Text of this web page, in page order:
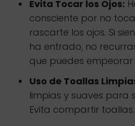
Evita Tocar los Ojos:
consciente por no
rascarte los ojos. Si
ha entrado, no
que puedes empeorar
Uso de Toallas
limpias y suaves para
Evita compartir toallas.